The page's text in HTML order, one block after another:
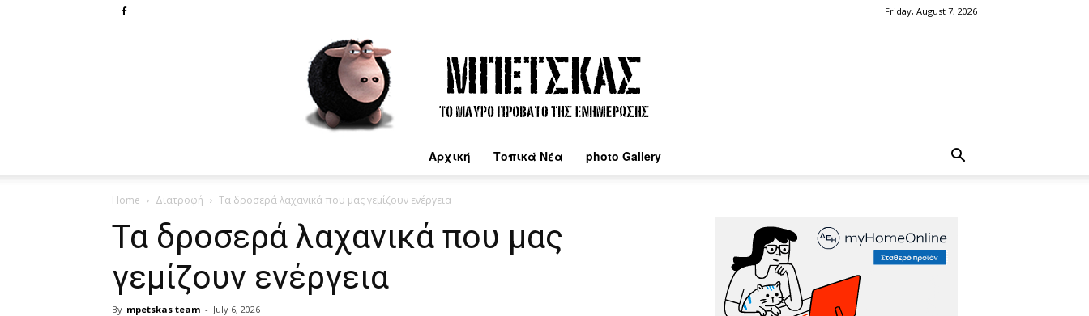
Friday, August 7, 2026
Αρχική Τοπικά Νέα photo Gallery
Home Διατροφή Τα δροσερά λαχανικά που μας γεμίζουν ενέργεια
Τα δροσερά λαχανικά που μας
γεμίζουν ενέργεια
By mpetskas team - July 6, 2026